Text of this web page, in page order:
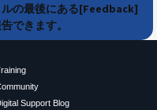
の最後にある[Feedback]
できます。
Support Blog